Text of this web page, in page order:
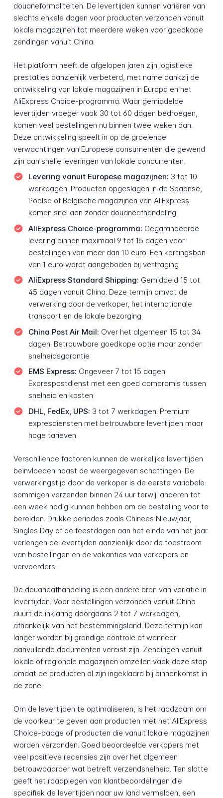
douaneformaliteiten. De levertijden kunnen variëren van
slechts enkele dagen voor producten verzonden vanuit
lokale magazijnen tot meerdere weken voor goedkope
zendingen vanuit China.
Het platform heeft de afgelopen jaren zijn logistieke
prestaties aanzienlijk verbeterd, met name dankzij de
ontwikkeling van lokale magazijnen in Europa en het
AliExpress Choice-programma. Waar gemiddelde
levertijden vroeger vaak 30 tot 60 dagen bedroegen,
komen veel bestellingen nu binnen twee weken aan.
Deze ontwikkeling speelt in op de groeiende
verwachtingen van Europese consumenten die gewend
zijn aan snelle leveringen van lokale concurrenten.
Levering vanuit Europese magazijnen: 3 tot 10
werkdagen. Producten opgeslagen in de Spaanse,
Poolse of Belgische magazijnen van AliExpress
komen snel aan zonder douaneafhandeling
AliExpress Choice-programma: Gegarandeerde
levering binnen maximaal 9 tot 15 dagen voor
bestellingen van meer dan 10 euro. Een kortingsbon
van 1 euro wordt aangeboden bij vertraging
AliExpress Standard Shipping: Gemiddeld 15 tot
45 dagen vanuit China. Deze termijn omvat de
verwerking door de verkoper, het internationale
transport en de lokale bezorging
China Post Air Mail: Over het algemeen 15 tot 34
dagen. Betrouwbare goedkope optie maar zonder
snelheidsgarantie
EMS Express: Ongeveer 7 tot 15 dagen.
Exprespostdienst met een goed compromis tussen
snelheid en kosten
DHL, FedEx, UPS: 3 tot 7 werkdagen. Premium
expresdiensten met betrouwbare levertijden maar
hoge tarieven
Verschillende factoren kunnen de werkelijke levertijden
beïnvloeden naast de weergegeven schattingen. De
verwerkingstijd door de verkoper is de eerste variabele:
sommigen verzenden binnen 24 uur terwijl anderen tot
een week nodig kunnen hebben om de bestelling voor te
bereiden. Drukke periodes zoals Chinees Nieuwjaar,
Singles Day of de feestdagen aan het einde van het jaar
verlengen de levertijden aanzienlijk door de toestroom
van bestellingen en de vakanties van verkopers en
vervoerders.
De douaneafhandeling is een andere bron van variatie in
levertijden. Voor bestellingen verzonden vanuit China
duurt de inklaring doorgaans 2 tot 7 werkdagen,
afhankelijk van het bestemmingsland. Deze termijn kan
langer worden bij grondige controle of wanneer
aanvullende documenten vereist zijn. Zendingen vanuit
lokale of regionale magazijnen omzeilen vaak deze stap
omdat de producten al zijn ingeklaard bij binnenkomst in
de zone.
Om de levertijden te optimaliseren, is het raadzaam om
de voorkeur te geven aan producten met het AliExpress
Choice-badge of producten die vanuit lokale magazijnen
worden verzonden. Goed beoordeelde verkopers met
veel positieve recensies zijn over het algemeen
betrouwbaarder wat betreft verzendsnelheid. Ten slotte
geeft het raadplegen van klantbeoordelingen die
specifiek de levertijden naar uw land vermelden, een